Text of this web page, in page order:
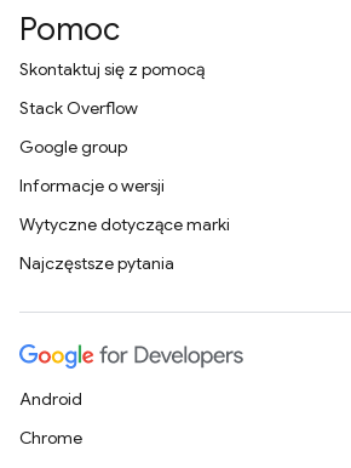
Pomoc
Skontaktuj się z pomocą
Stack Overflow
Google group
Informacje o wersji
Wytyczne dotyczące marki
Najczęstsze pytania
Android
Chrome